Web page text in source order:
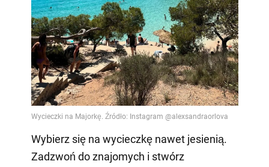
Wybierz się na wycieczkę nawet jesienią.
Zadzwoń do znajomych i stwórz